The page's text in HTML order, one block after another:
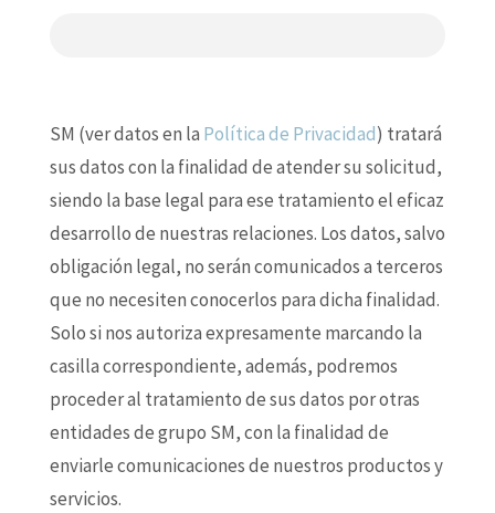
SM (ver datos en la Política de Privacidad) tratará
sus datos con la finalidad de atender su solicitud,
siendo la base legal para ese tratamiento el eficaz
desarrollo de nuestras relaciones. Los datos, salvo
obligación legal, no serán comunicados a terceros
que no necesiten conocerlos para dicha finalidad.
Solo si nos autoriza expresamente marcando la
casilla correspondiente, además, podremos
proceder al tratamiento de sus datos por otras
entidades de grupo SM, con la finalidad de
enviarle comunicaciones de nuestros productos y
servicios.